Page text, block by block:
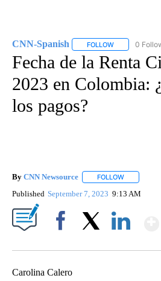
CNN-Spanish FOLLOW FOLLOW
0
Fecha de la Renta
2023 en Colombia:
los pagos?
By CNN Newsource FOLLOW
Published September 7, 2023 9:13 AM
Carolina Calero